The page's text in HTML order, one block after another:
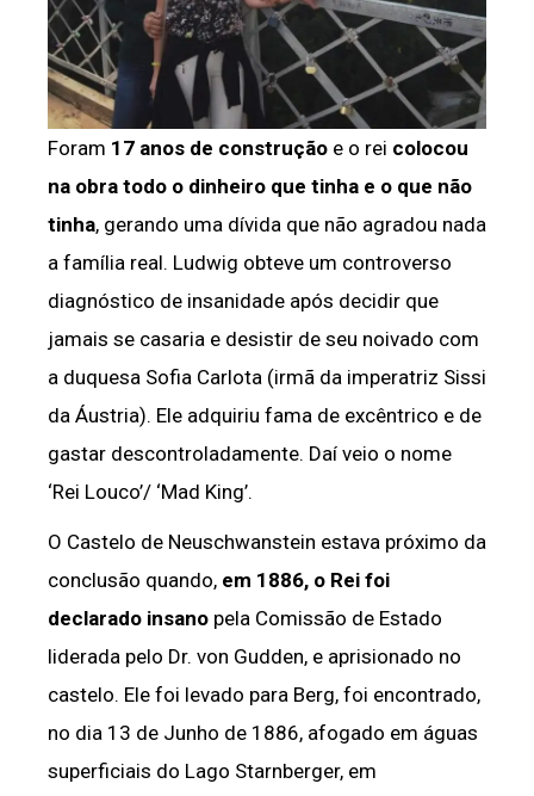
Foram 17 anos de construção e o rei colocou
na obra todo o dinheiro que tinha e o que não
tinha, gerando uma dívida que não agradou nada
a família real. Ludwig obteve um controverso
diagnóstico de insanidade após decidir que
jamais se casaria e desistir de seu noivado com
a duquesa Sofia Carlota (irmã da imperatriz Sissi
da Áustria). Ele adquiriu fama de excêntrico e de
gastar descontroladamente. Daí veio o nome
‘Rei Louco’/ ‘Mad King’.
O Castelo de Neuschwanstein estava próximo da
conclusão quando, em 1886, o Rei foi
declarado insano pela Comissão de Estado
liderada pelo Dr. von Gudden, e aprisionado no
castelo. Ele foi levado para Berg, foi encontrado,
no dia 13 de Junho de 1886, afogado em águas
superficiais do Lago Starnberger, em